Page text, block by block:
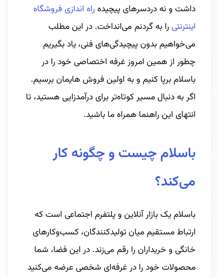
داشت و نه دردسرهای پیچیدهراه‌ اندازی فروشگاه
اینترنتیرا به گردنم می‌انداخت. در این مطلب
می‌خواهیم بدون پیچیدگی‌های فنی، یاد بگیریم
چطور از همین امروز غرفه اختصاصی‌ خود را در
باسلام برپا کنیم و به اولین فروش‌ هایمان برسیم.
اگر به دنبال مسیر کوتاه‌تر برای درآمدزایی هستید، تا
انتهای این راهنما همراه ما باشید.
باسلام چیست و چگونه کار
می‌کند؟
باسلام یک بازار آنلاین و پلتفرم اجتماعی است که
ارتباط مستقیم میان تولیدکنندگان، کسب‌وکارهای
خانگی و خریداران را رقم می‌زند. در این فضا، شما
محصولات خود را در غرفه‌ای شخصی عرضه می‌کنید